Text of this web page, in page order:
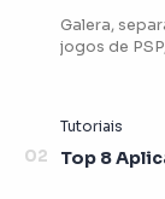
Galera,
jogos de
Top 8